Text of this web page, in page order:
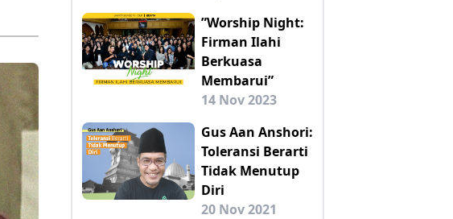
”Worship Night:
Firman Ilahi
Berkuasa
Membarui”
14 Nov 2023
Gus Aan Anshori:
Toleransi Berarti
Tidak Menutup
Diri
20 Nov 2021